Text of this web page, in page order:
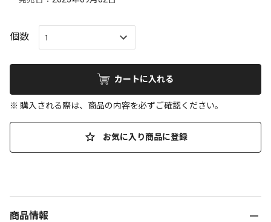
個数
カートに入れる
※ 購入される際は、商品の内容を必ずご確認ください。
お気に入り商品に登録
商品情報